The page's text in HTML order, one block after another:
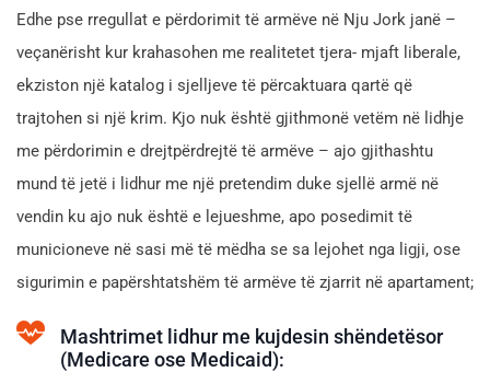
Edhe pse rregullat e përdorimit të armëve në Nju Jork janë –
veçanërisht kur krahasohen me realitetet tjera- mjaft liberale,
ekziston një katalog i sjelljeve të përcaktuara qartë që
trajtohen si një krim. Kjo nuk është gjithmonë vetëm në lidhje
me përdorimin e drejtpërdrejtë të armëve – ajo gjithashtu
mund të jetë i lidhur me një pretendim duke sjellë armë në
vendin ku ajo nuk është e lejueshme, apo posedimit të
municioneve në sasi më të mëdha se sa lejohet nga ligji, ose
sigurimin e papërshtatshëm të armëve të zjarrit në apartament;
Mashtrimet lidhur me kujdesin shëndetësor
(Medicare ose Medicaid):